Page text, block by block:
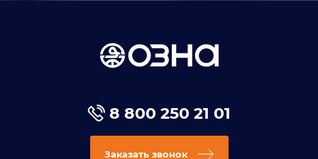
8 800 250 21 01
Заказать звонок